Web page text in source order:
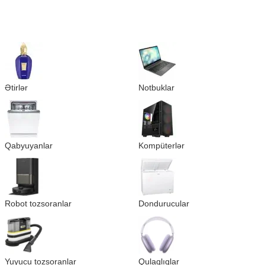
Ətirlər Notbuklar
Qabyuyanlar Kompüterlər
Robot tozsoranlar Dondurucular
Yuyucu tozsoranlar Qulaqlıqlar